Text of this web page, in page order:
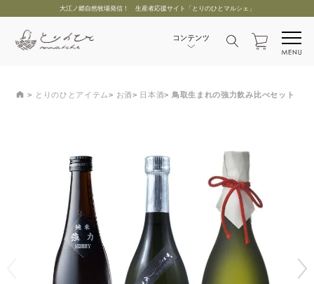
大江ノ郷自然牧場発信！ 生産者応援サイト「とりのひとマルシェ」
とりのひとアイテム お酒 日本酒 鳥取生まれの強力飲み比べセット